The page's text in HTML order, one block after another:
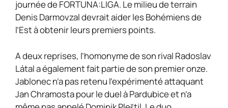
journée de FORTUNA:LIGA. Le milieu de terrain
Denis Darmovzal devrait aider les Bohémiens de
l’Est à obtenir leurs premiers points.
A deux reprises, l’homonyme de son rival Radoslav
Látal a également fait partie de son premier onze.
Jablonec n’a pas retenu l’expérimenté attaquant
Jan Chramosta pour le duel à Pardubice et n’a